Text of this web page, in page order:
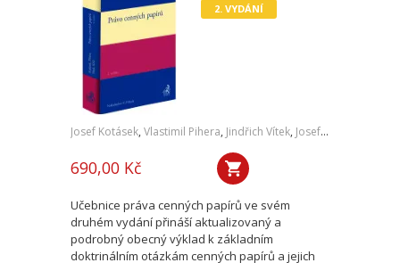
2. VYDÁNÍ
Josef Kotásek, Vlastimil Pihera, Jindřich Vítek, Josef Kříž
690,00 Kč
Učebnice práva cenných papírů ve svém
druhém vydání přináší aktualizovaný a
podrobný obecný výklad k základním
doktrinálním otázkám cenných papírů a jejich